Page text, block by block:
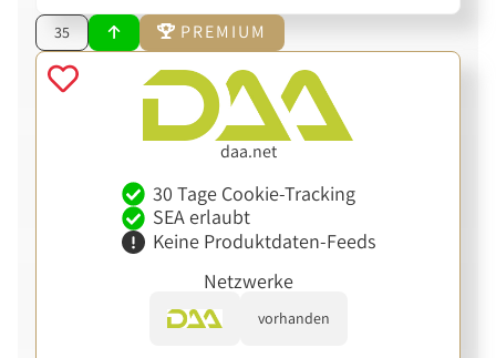
35 PREMIUM
daa.net
30 Tage Cookie-Tracking
SEA erlaubt
Keine Produktdaten-Feeds
Netzwerke
vorhanden